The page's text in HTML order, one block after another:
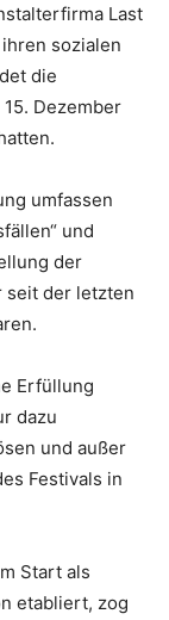
Last
sozialen
die
Dezember
umfassen
und
der
seit der letzten
Erfüllung
dazu
und außer
Festivals in
Start als
etabliert, zog